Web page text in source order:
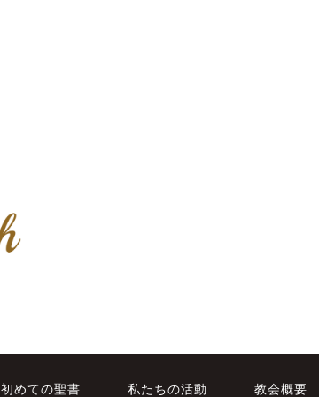
初めての聖書 私たちの活動 教会概要